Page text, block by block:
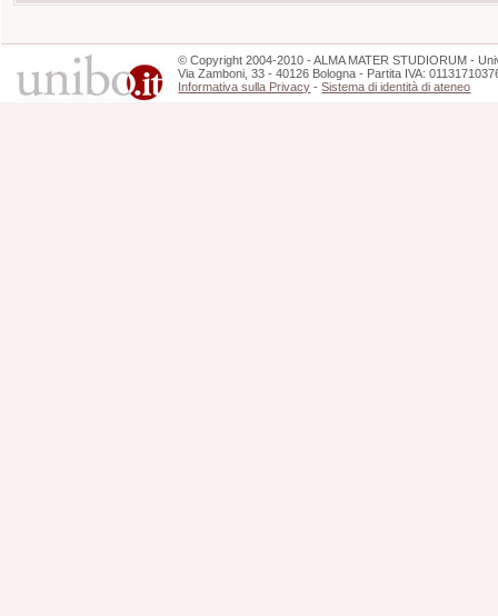
©Copyright 2004-2010 - ALMA MATER STUDIORUM -
Via Zamboni, 33 - 40126 Bologna - Partita IVA:
Informativa sulla Privacy -Sistema di identità di ateneo